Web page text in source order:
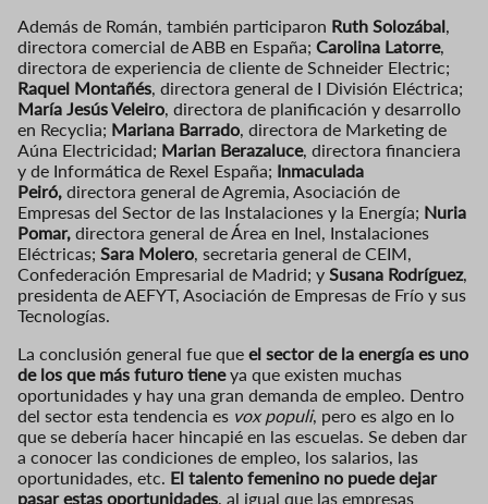
Además de Román, también participaron Ruth Solozábal,
directora comercial de ABB en España; Carolina Latorre,
directora de experiencia de cliente de Schneider Electric;
Raquel Montañés, directora general de I División Eléctrica;
María Jesús Veleiro, directora de planificación y desarrollo
en Recyclia; Mariana Barrado, directora de Marketing de
Aúna Electricidad; Marian Berazaluce, directora financiera
y de Informática de Rexel España; Inmaculada
Peiró, directora general de Agremia, Asociación de
Empresas del Sector de las Instalaciones y la Energía; Nuria
Pomar, directora general de Área en Inel, Instalaciones
Eléctricas; Sara Molero, secretaria general de CEIM,
Confederación Empresarial de Madrid; y Susana Rodríguez,
presidenta de AEFYT, Asociación de Empresas de Frío y sus
Tecnologías.
La conclusión general fue que el sector de la energía es uno
de los que más futuro tieneya que existen muchas
oportunidades y hay una gran demanda de empleo. Dentro
del sector esta tendencia es vox populi, pero es algo en lo
que se debería hacer hincapié en las escuelas. Se deben dar
a conocer las condiciones de empleo, los salarios, las
oportunidades, etc. El talento femenino no puede dejar
pasar estas oportunidades, al igual que las empresas